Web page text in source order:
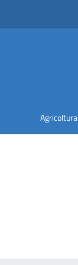
Agricoltura